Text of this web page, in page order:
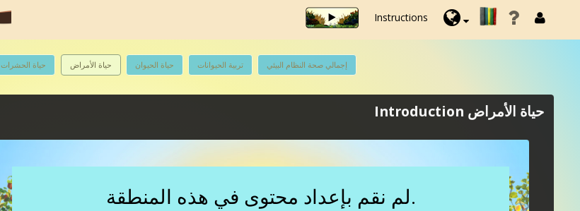
Instructions
حياة الحشرات حياة الأمراض حياة الحيوان تربية الحيوانات إجمالي صحة النظام البيئي
حياة الأمراض Introduction
لم نقم بإعداد محتوى في هذه المنطقة.